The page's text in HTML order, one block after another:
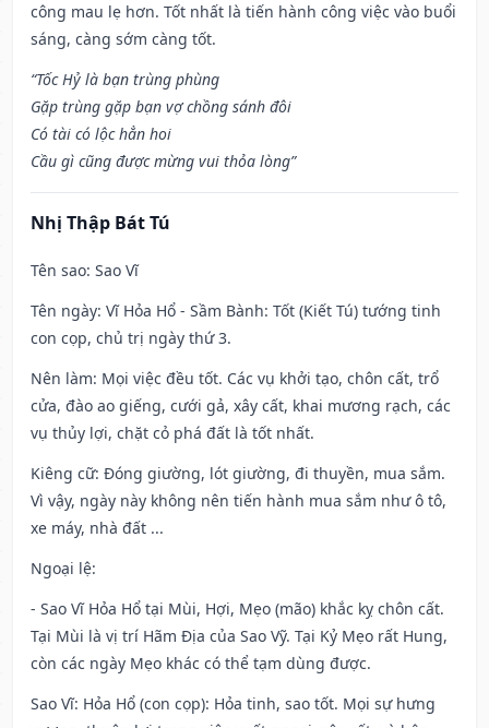
công mau lẹ hơn. Tốt nhất là tiến hành công việc vào buổi
sáng, càng sớm càng tốt.
“Tốc Hỷ là bạn trùng phùng
Gặp trùng gặp bạn vợ chồng sánh đôi
Có tài có lộc hẳn hoi
Cầu gì cũng được mừng vui thỏa lòng”
Nhị Thập Bát Tú
Tên sao: Sao Vĩ
Tên ngày: Vĩ Hỏa Hổ - Sầm Bành: Tốt (Kiết Tú) tướng tinh
con cọp, chủ trị ngày thứ 3.
Nên làm: Mọi việc đều tốt. Các vụ khởi tạo, chôn cất, trổ
cửa, đào ao giếng, cưới gả, xây cất, khai mương rạch, các
vụ thủy lợi, chặt cỏ phá đất là tốt nhất.
Kiêng cữ: Đóng giường, lót giường, đi thuyền, mua sắm.
Vì vậy, ngày này không nên tiến hành mua sắm như ô tô,
xe máy, nhà đất ...
Ngoại lệ:
- Sao Vĩ Hỏa Hổ tại Mùi, Hợi, Mẹo (mão) khắc kỵ chôn cất.
Tại Mùi là vị trí Hãm Địa của Sao Vỹ. Tại Kỷ Mẹo rất Hung,
còn các ngày Mẹo khác có thể tạm dùng được.
Sao Vĩ: Hỏa Hổ (con cọp): Hỏa tinh, sao tốt. Mọi sự hưng